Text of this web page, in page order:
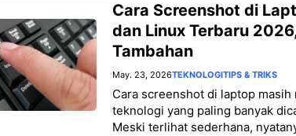
Cara Screenshot di
dan Linux Terbaru
Tambahan
May. 23, 2026TEKNOLOGITIPS & TRIKS
Cara screenshot di laptop
teknologi yang paling banyak
Meski terlihat sederhana,